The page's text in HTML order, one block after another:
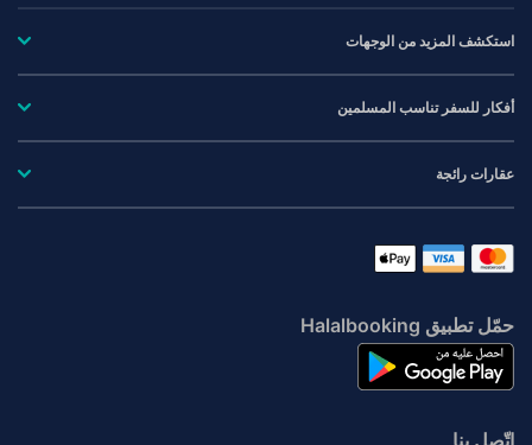
استكشف المزيد من الوجهات
أفكار للسفر تناسب المسلمين
عقارات رائجة
حمّل تطبيق Halalbooking
اتّصِل بنا